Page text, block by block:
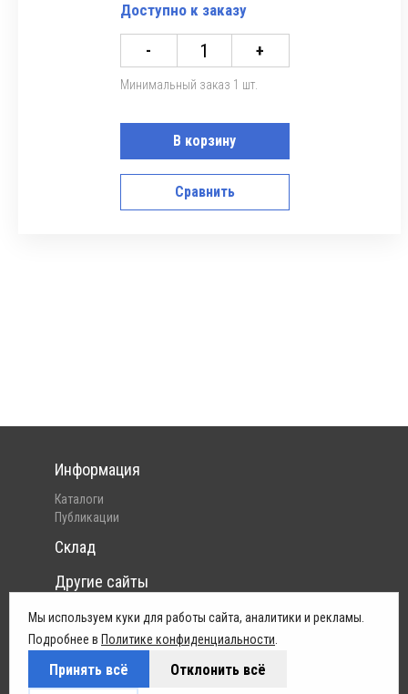
Доступно к заказу
- +
Минимальный заказ 1 шт.
В корзину
Сравнить
Информация
Каталоги
Публикации
Склад
Другие сайты
Интернет-магазин Pelican
Юридическая информация
Политика конфиденциальности
Условия поставок
Мы используем куки для работы сайта, аналитики и рекламы.
Подробнее в Политике конфиденциальности
Принять всё Отклонить всё